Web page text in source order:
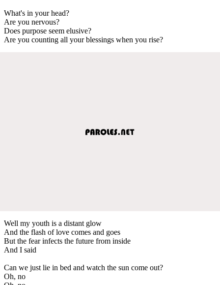
What's in your head?
Are you nervous?
Does purpose seem elusive?
Are you counting all your blessings when you rise?
Well my youth is a distant glow
And the flash of love comes and goes
But the fear infects the future from inside
And I said
Can we just lie in bed and watch the sun come out?
Oh, no